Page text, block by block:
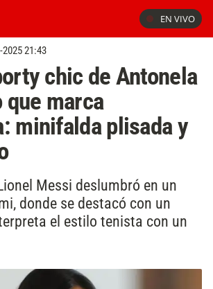
EN VIVO
2025 21:43
chic de Antonela
que marca
minifalda plisada y
Messi deslumbró en un
donde se destacó con un
el estilo tenista con un